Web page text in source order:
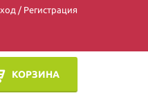
/ Регистрация
КОРЗИНА